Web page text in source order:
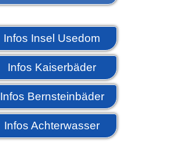
Infos Insel Usedom
Infos Kaiserbäder
Infos Bernsteinbäder
Infos Achterwasser